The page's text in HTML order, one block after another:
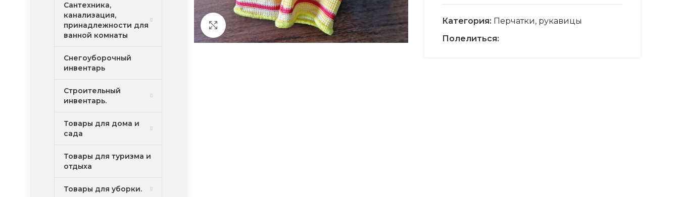
Увеличить Категория: Перчатки, рукавицы
Полелиться:
Сантехника,
канализация,
принадлежности для
ванной комнаты
Снегоуборочный
инвентарь
Строительный
инвентарь.
Товары для дома и
сада
Товары для туризма и
отдыха
Товары для уборки.